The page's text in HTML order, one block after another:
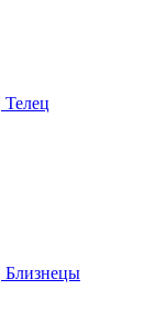
Телец
Близнецы